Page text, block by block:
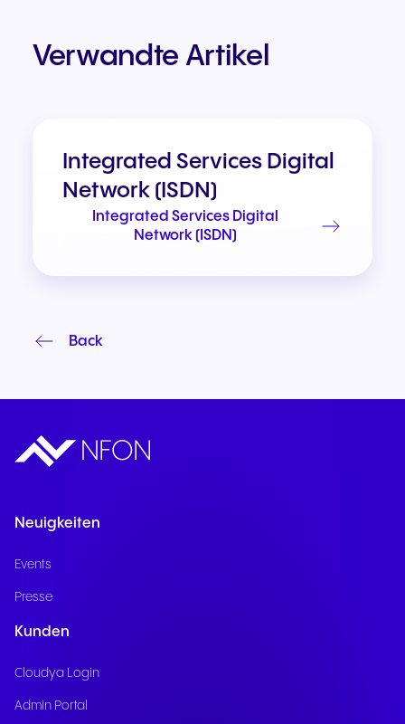
Verwandte Artikel
Integrated Services Digital
Network (ISDN)
Integrated Services Digital
Network (ISDN)
Back
Neuigkeiten
Events
Presse
Kunden
Cloudya Login
Admin Portal